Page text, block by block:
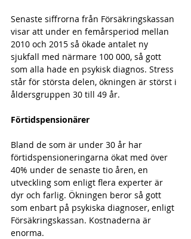
Senaste siffrorna från Försäkringskassan
visar att under en femårsperiod mellan
2010 och 2015 så ökade antalet ny
sjukfall med närmare 100 000, så gott
som alla hade en psykisk diagnos. Stress
står för största delen, ökningen är störst i
åldersgruppen 30 till 49 år.
Förtidspensionärer
Bland de som är under 30 år har
förtidspensioneringarna ökat med över
40% under de senaste tio åren, en
utveckling som enligt flera experter är
dyr och farlig. Ökningen beror så gott
som enbart på psykiska diagnoser, enligt
Försäkringskassan. Kostnaderna är
enorma.